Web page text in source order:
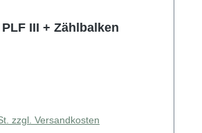
PLF III + Zählbalken
zzgl. Versandkosten